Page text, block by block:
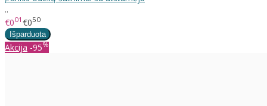
..
€001 €050
Akcija -95%